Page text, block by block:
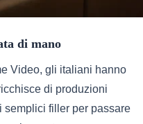
di mano
Video, gli italiani hanno
di produzioni
filler per passare